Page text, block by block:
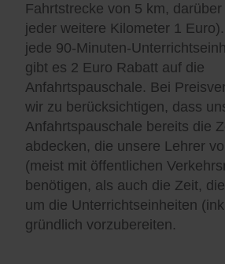
Fahrtstrecke von 5 km,
jeder weitere Kilometer 1
jede 90-Minuten-
gibt es 2 Euro Rabatt auf die
Anfahrtspauschale. Bei
wir zu berücksichtigen, dass
Anfahrtspauschale bereits die
abdecken, die unsere Lehrer
(meist mit öffentlichen
benötigen, als auch die Zeit,
um die Unterrichtseinheiten
gründlich vorzubereiten.